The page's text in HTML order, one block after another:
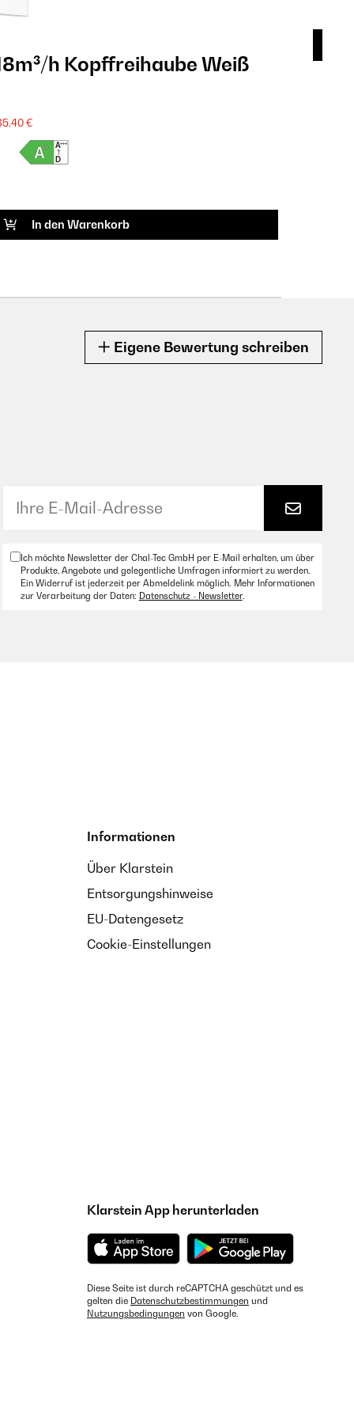
h Kopffreihaube Weiß
€
In den Warenkorb
Eigene Bewertung schreiben
Ich möchte Newsletter der Chal-Tec GmbH per E-Mail erhalten, um über
Produkte, Angebote und gelegentliche Umfragen informiert zu werden.
Ein Widerruf ist jederzeit per Abmeldelink möglich. Mehr Informationen
zur Verarbeitung der Daten: Datenschutz - Newsletter.
Informationen
Über Klarstein
Entsorgungshinweise
EU-Datengesetz
Cookie-Einstellungen
Klarstein App herunterladen
Diese Seite ist durch reCAPTCHA geschützt und es
gelten die Datenschutzbestimmungen und
Nutzungsbedingungen von Google.